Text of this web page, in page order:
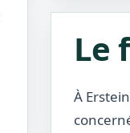
Le
À